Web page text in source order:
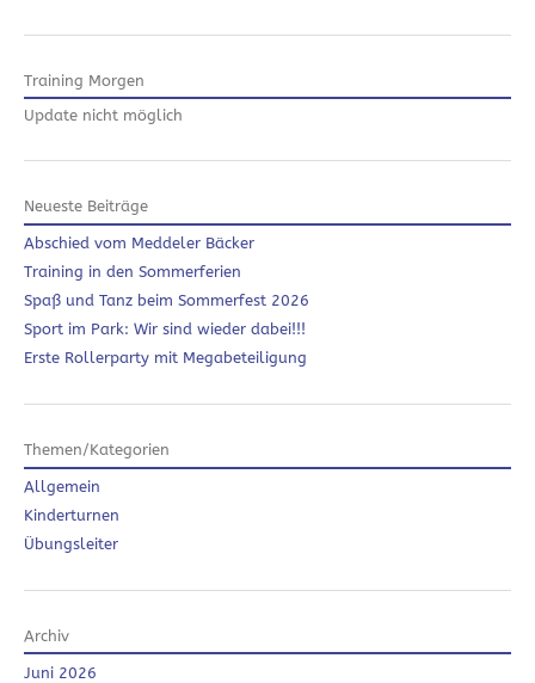
Training Morgen
Update nicht möglich
Neueste Beiträge
Abschied vom Meddeler Bäcker
Training in den Sommerferien
Spaß und Tanz beim Sommerfest 2026
Sport im Park: Wir sind wieder dabei!!!
Erste Rollerparty mit Megabeteiligung
Themen/Kategorien
Allgemein
Kinderturnen
Übungsleiter
Archiv
Juni 2026